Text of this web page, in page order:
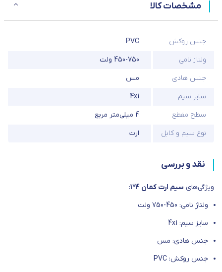
مشخصات کالا
جنس روکش
PVC
ولتاژ نامی
450-750 ولت
جنس هادی
مس
سایز سیم
4x1
سطح مقطع
4 میلی‌متر مربع
نوع سیم و کابل
ارت
نقد و بررسی
ویژگی‌های سیم ارت کمان 4*1
:
ولتاژ نامی: 450-750 ولت
سایز سیم: 4x1
جنس هادی: مس
جنس روکش: PVC